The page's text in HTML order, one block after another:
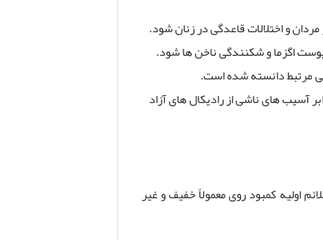
و اختلالات قاعدگی در زنان شود.
اگزما و شکنندگی ناخن ها شود.
مرتبط دانسته شده است.
آسیب های ناشی از رادیکال های آزاد
اولیه کمبود روی معمولاً خفیف و غیر